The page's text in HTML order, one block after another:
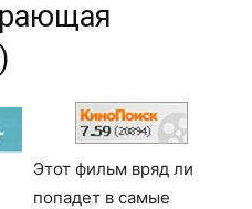
Этот фильм вряд ли
попадет в самые